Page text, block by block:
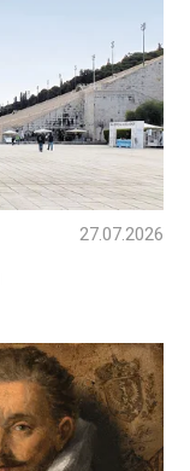
27.07.2026